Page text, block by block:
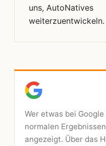
uns, AutoNatives
weiterzuentwickeln.
Wer etwas bei
normalen
angezeigt. Über das